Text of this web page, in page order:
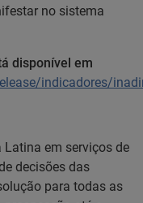
no sistema
disponível em
indicadores/
Latina em serviços de
decisões das
para todas as